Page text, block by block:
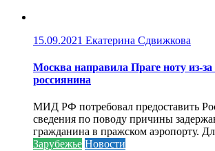
15.09.2021 Екатерина Сдвижкова
Москва направила Праге ноту из-
россиянина
МИД РФ потребовал предоставить
сведения по поводу причины
гражданина в пражском аэропорту.
Зарубежье Новости